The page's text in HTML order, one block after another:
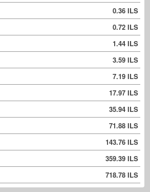
0.36 ILS
0.72 ILS
1.44 ILS
3.59 ILS
7.19 ILS
17.97 ILS
35.94 ILS
71.88 ILS
143.76 ILS
359.39 ILS
718.78 ILS